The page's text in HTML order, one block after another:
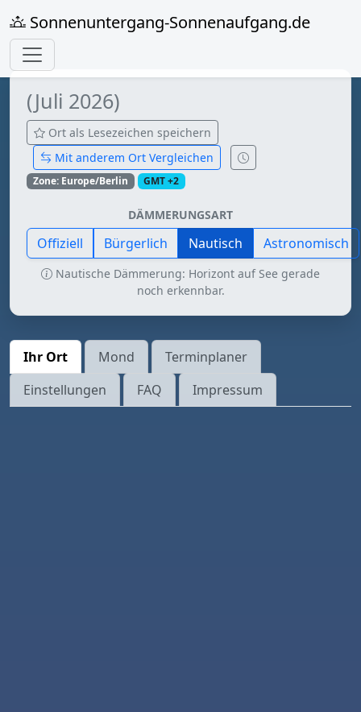
Sonnenuntergang-Sonnenaufgang.de
(Juli 2026)
Ort als Lesezeichen speichern
Mit anderem Ort Vergleichen
Zone: Europe/Berlin GMT +2
DÄMMERUNGSART
Offiziell Bürgerlich Nautisch Astronomisch
Nautische Dämmerung: Horizont auf See gerade
noch erkennbar.
Ihr Ort Mond
Terminplaner
Einstellungen
FAQ Impressum